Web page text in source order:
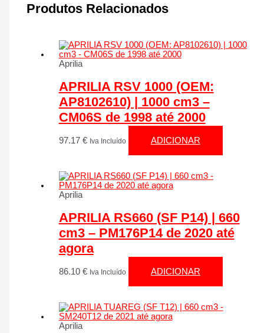
Produtos Relacionados
Aprilia
APRILIA RSV 1000 (OEM:
AP8102610) | 1000 cm3 –
CM06S de 1998 até 2000
97.17 € Iva Incluído ADICIONAR
Aprilia
APRILIA RS660 (SF P14) | 660
cm3 – PM176P14 de 2020 até
agora
86.10 € Iva Incluído ADICIONAR
Aprilia